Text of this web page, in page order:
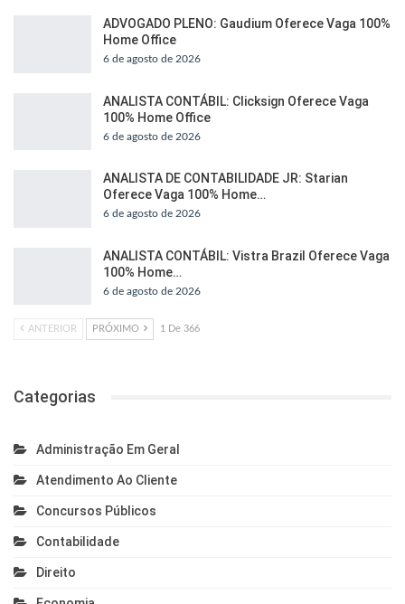
ADVOGADO PLENO: Gaudium Oferece Vaga 100%
Home Office
6 de agosto de 2026
ANALISTA CONTÁBIL: Clicksign Oferece Vaga
100% Home Office
6 de agosto de 2026
ANALISTA DE CONTABILIDADE JR: Starian
Oferece Vaga 100% Home…
6 de agosto de 2026
ANALISTA CONTÁBIL: Vistra Brazil Oferece Vaga
100% Home…
6 de agosto de 2026
ANTERIOR PRÓXIMO 1 De 366
Categorias
Administração Em Geral
Atendimento Ao Cliente
Concursos Públicos
Contabilidade
Direito